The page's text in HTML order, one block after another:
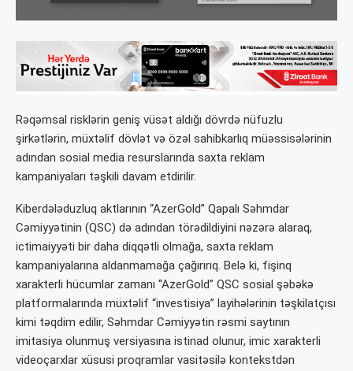
Rəqəmsal risklərin geniş vüsət aldığı dövrdə nüfuzlu
şirkətlərin, müxtəlif dövlət və özəl sahibkarlıq müəssisələrinin
adından sosial media resurslarında saxta reklam
kampaniyaları təşkili davam etdirilir.
Kiberdələduzluq aktlarının “AzerGold” Qapalı Səhmdar
Cəmiyyətinin (QSC) də adından törədildiyini nəzərə alaraq,
ictimaiyyəti bir daha diqqətli olmağa, saxta reklam
kampaniyalarına aldanmamağa çağırırıq. Belə ki, fişinq
xarakterli hücumlar zamanı “AzerGold” QSC sosial şəbəkə
platformalarında müxtəlif “investisiya” layihələrinin təşkilatçısı
kimi təqdim edilir, Səhmdar Cəmiyyətin rəsmi saytının
imitasiya olunmuş versiyasına istinad olunur, imic xarakterli
videoçarxlar xüsusi proqramlar vasitəsilə kontekstdən